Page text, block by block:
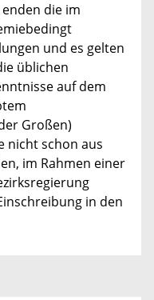
die im
und es gelten
üblichen
auf dem
Großen)
nicht schon aus
im Rahmen einer
in den